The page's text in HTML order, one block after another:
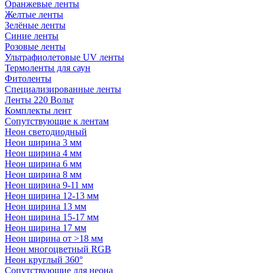
Оранжевые ленты
Желтые ленты
Зелёные ленты
Синие ленты
Розовые ленты
Ультрафиолетовые UV ленты
Термоленты для саун
Фитоленты
Специализированные ленты
Ленты 220 Вольт
Комплекты лент
Сопутствующие к лентам
Неон светодиодный
Неон ширина 3 мм
Неон ширина 4 мм
Неон ширина 6 мм
Неон ширина 8 мм
Неон ширина 9-11 мм
Неон ширина 12-13 мм
Неон ширина 13 мм
Неон ширина 15-17 мм
Неон ширина 17 мм
Неон ширина от >18 мм
Неон многоцветный RGB
Неон круглый 360°
Сопутствующие для неона